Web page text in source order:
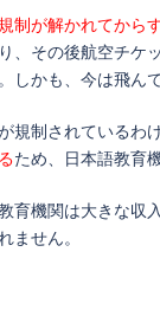
制が解かれてから
、その後航空チケ
しかも、今は飛ん
規制されているわ
ため、日本語教育
育機関は大きな収
ません。